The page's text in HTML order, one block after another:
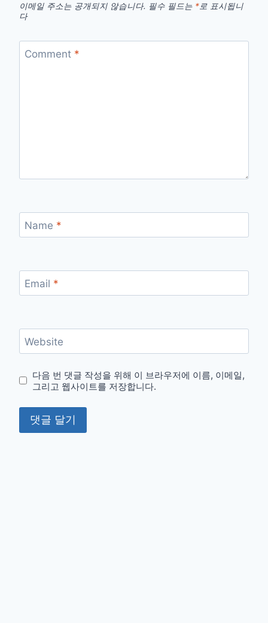
이메일 주소는 공개되지 않습니다. 필수 필드는 *로 표시됩니
다
Comment *
Name *
Email *
Website
다음 번 댓글 작성을 위해 이 브라우저에 이름, 이메일,
그리고 웹사이트를 저장합니다.